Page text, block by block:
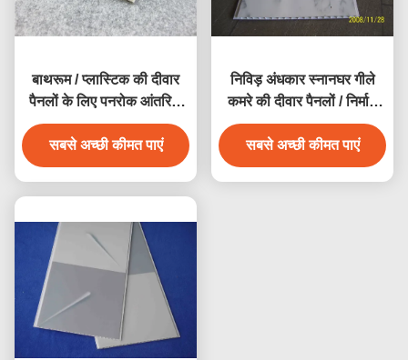
बाथरूम / प्लास्टिक की दीवार
पैनलों के लिए पनरोक आंतरिक
पीवीसी दीवार क्लैडिंग
सबसे अच्छी कीमत पाएं
निविड़ अंधकार स्नानघर गीले
कमरे की दीवार पैनलों / निर्माण
पीवीसी दीवार पैनल
सबसे अच्छी कीमत पाएं